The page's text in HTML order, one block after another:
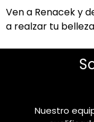
Ven a Renacek y
a realzar tu
Nuestro